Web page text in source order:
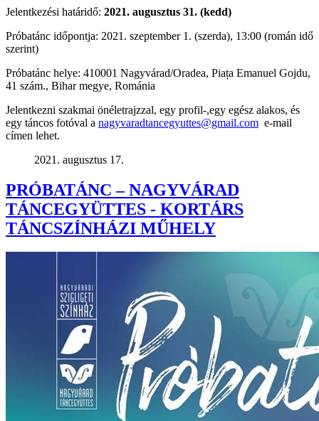
Jelentkezési határidő: 2021. augusztus 31. (kedd)
Próbatánc időpontja: 2021. szeptember 1. (szerda), 13:00 (román idő
szerint)
Próbatánc helye: 410001 Nagyvárad/Oradea, Piața Emanuel Gojdu,
41 szám., Bihar megye, Románia
Jelentkezni szakmai önéletrajzzal, egy profil-,egy egész alakos, és
egy táncos fotóval a nagyvaradtancegyuttes@gmail.com e-mail
címen lehet.
2021. augusztus 17.
PRÓBATÁNC – NAGYVÁRAD
TÁNCEGYÜTTES - KORTÁRS
TÁNCSZÍNHÁZI MŰHELY